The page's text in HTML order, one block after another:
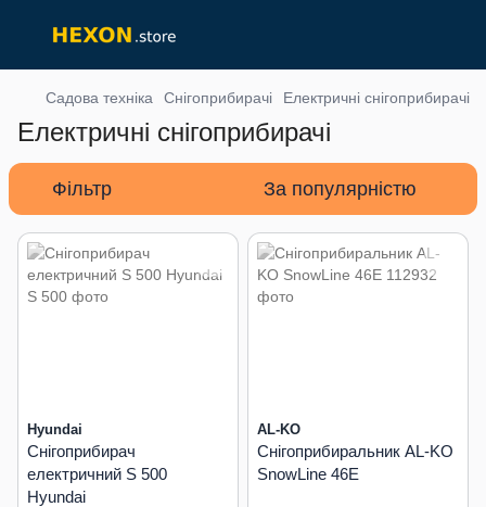
Садова техніка Снігоприбирачі Електричні снігоприбирачі
Електричні снігоприбирачі
Фільтр За популярністю
Hyundai
Снігоприбирач
електричний S 500
Hyundai
AL-KO
Снігоприбиральник AL-KO
SnowLine 46E